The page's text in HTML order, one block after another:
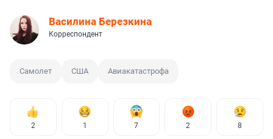
Василина Березкина
Корреспондент
Самолет США Авиакатастрофа
2 1 7 2 8